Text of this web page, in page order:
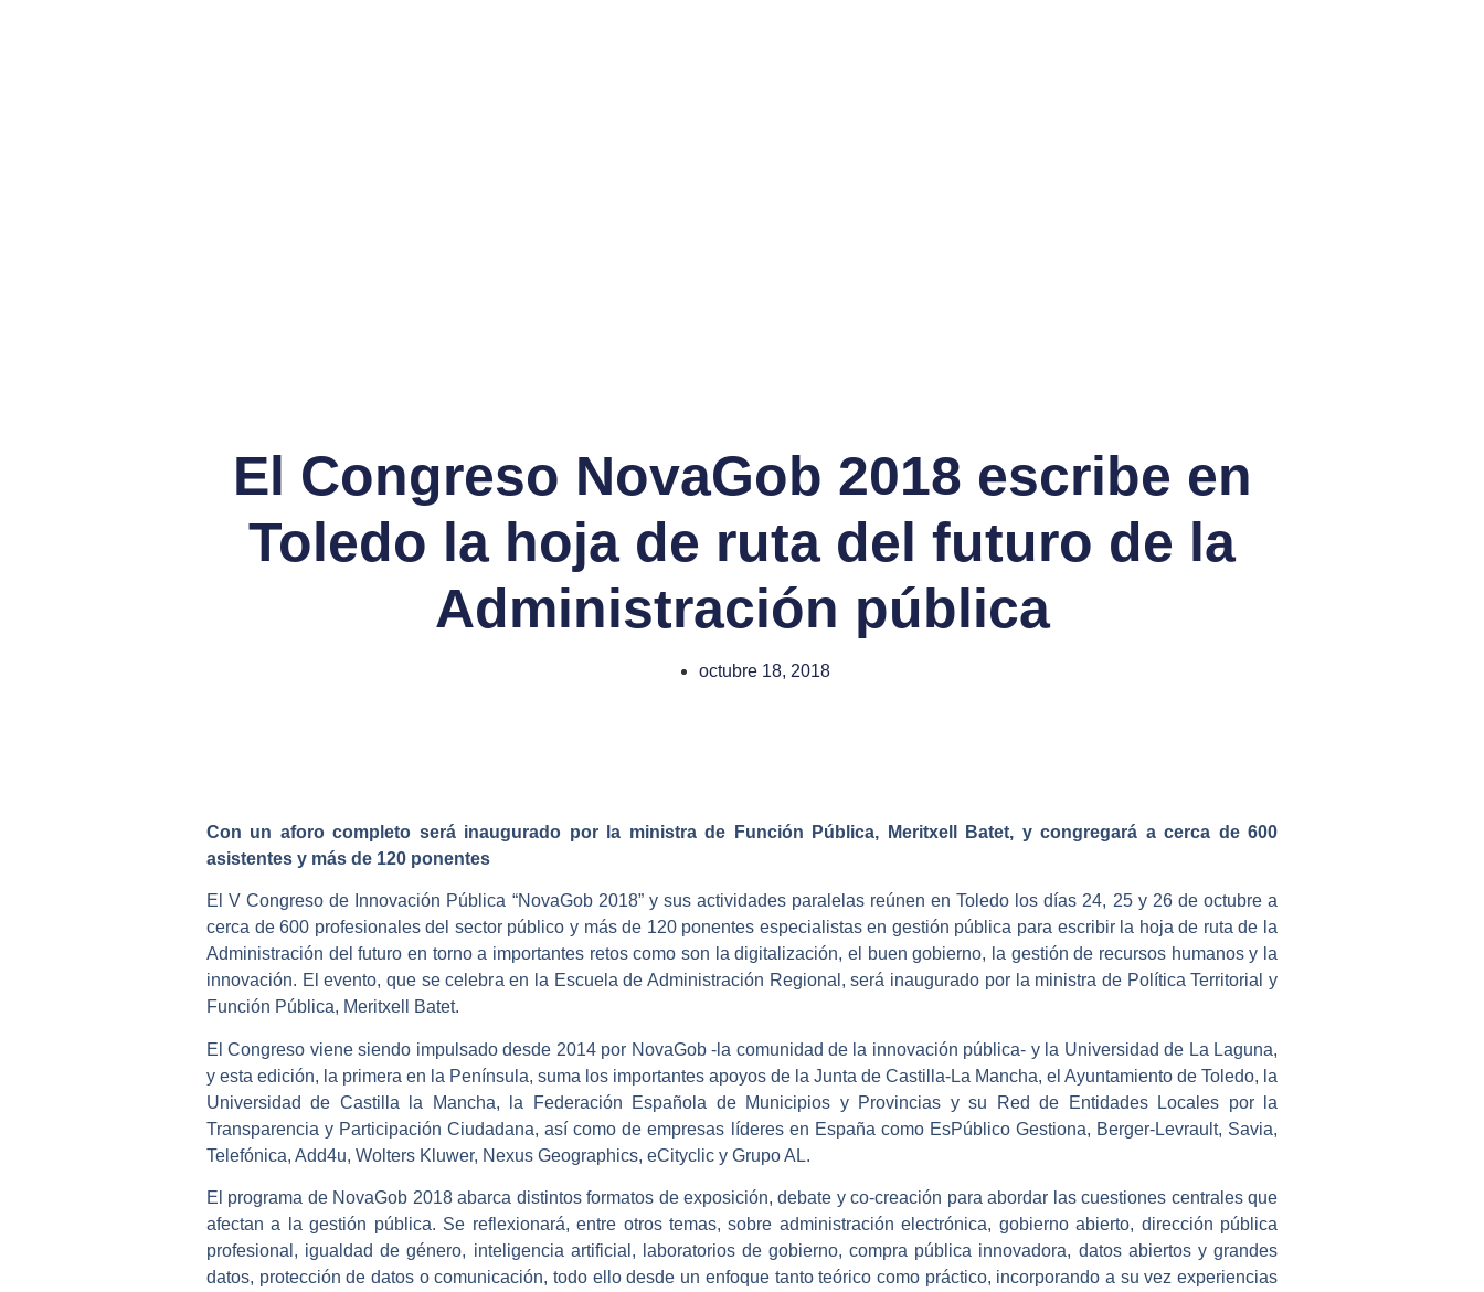
El Congreso NovaGob 2018 escribe en
Toledo la hoja de ruta del futuro de la
Administración pública
octubre 18, 2018
Con un aforo completo será inaugurado por la ministra de Función Pública, Meritxell Batet, y congregará a cerca de 600
asistentes y más de 120 ponentes
El V Congreso de Innovación Pública “NovaGob 2018” y sus actividades paralelas reúnen en Toledo los días 24, 25 y 26 de octubre a
cerca de 600 profesionales del sector público y más de 120 ponentes especialistas en gestión pública para escribir la hoja de ruta de la
Administración del futuro en torno a importantes retos como son la digitalización, el buen gobierno, la gestión de recursos humanos y la
innovación. El evento, que se celebra en la Escuela de Administración Regional, será inaugurado por la ministra de Política Territorial y
Función Pública, Meritxell Batet.
El Congreso viene siendo impulsado desde 2014 por NovaGob -la comunidad de la innovación pública- y la Universidad de La Laguna,
y esta edición, la primera en la Península, suma los importantes apoyos de la Junta de Castilla-La Mancha, el Ayuntamiento de Toledo, la
Universidad de Castilla la Mancha, la Federación Española de Municipios y Provincias y su Red de Entidades Locales por la
Transparencia y Participación Ciudadana, así como de empresas líderes en España como EsPúblico Gestiona, Berger-Levrault, Savia,
Telefónica, Add4u, Wolters Kluwer, Nexus Geographics, eCityclic y Grupo AL.
El programa de NovaGob 2018 abarca distintos formatos de exposición, debate y co-creación para abordar las cuestiones centrales que
afectan a la gestión pública. Se reflexionará, entre otros temas, sobre administración electrónica, gobierno abierto, dirección pública
profesional, igualdad de género, inteligencia artificial, laboratorios de gobierno, compra pública innovadora, datos abiertos y grandes
datos, protección de datos o comunicación, todo ello desde un enfoque tanto teórico como práctico, incorporando a su vez experiencias